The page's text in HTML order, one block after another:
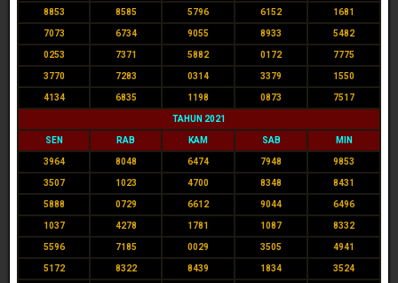
8853 8585 5796 6152 1681
7073 6734 9055 8933 5482
0253 7371 5882 0172 7775
3770 7283 0314 3379 1550
4134 6835 1198 0873 7517
TAHUN 2021
SEN RAB KAM SAB MIN
3964 8048 6474 7948 9853
3507 1023 4700 8348 8431
5888 0729 6612 9044 6496
1037 4278 1781 1087 8332
5596 7185 0029 3505 4941
5172 8322 8439 1834 3524